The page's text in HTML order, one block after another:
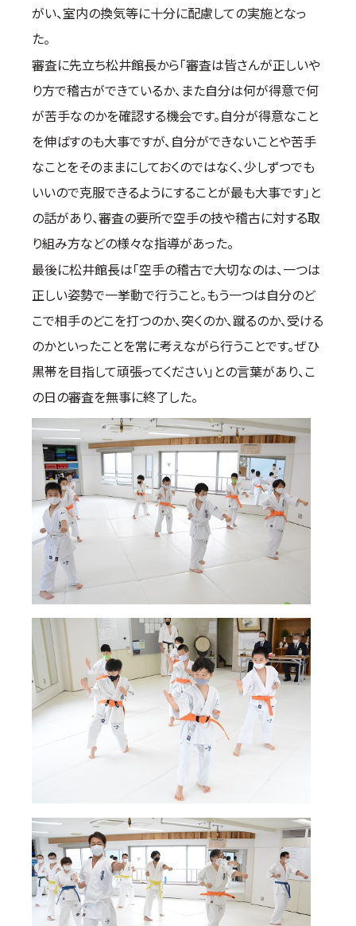
がい、室内の換気等に十分に配慮しての実施となっ
た。
審査に先立ち松井館長から「審査は皆さんが正しいや
り方で稽古ができているか、また自分は何が得意で何
が苦手なのかを確認する機会です。自分が得意なこと
を伸ばすのも大事ですが、自分ができないことや苦手
なことをそのままにしておくのではなく、少しずつでも
いいので克服できるようにすることが最も大事です」と
の話があり、審査の要所で空手の技や稽古に対する取
り組み方などの様々な指導があった。
最後に松井館長は「空手の稽古で大切なのは、一つは
正しい姿勢で一挙動で行うこと。もう一つは自分のど
こで相手のどこを打つのか、突くのか、蹴るのか、受ける
のかといったことを常に考えながら行うことです。ぜひ
黒帯を目指して頑張ってください」との言葉があり、こ
の日の審査を無事に終了した。